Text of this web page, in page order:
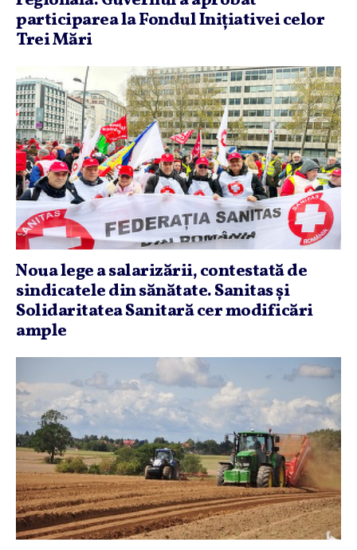
participarea la Fondul Iniţiativei celor
Trei Mări
Noua lege a salarizării, contestată de
sindicatele din sănătate. Sanitas şi
Solidaritatea Sanitară cer modificări
ample